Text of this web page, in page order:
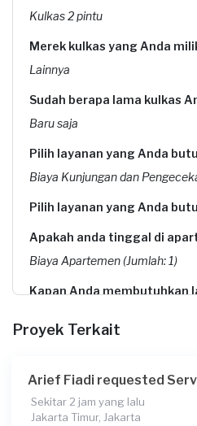
Kulkas 2 pintu
Merek kulkas yang Anda
Lainnya
Sudah berapa lama kulkas
Baru saja
Pilih layanan yang Anda
Biaya Kunjungan dan
Pilih layanan yang Anda
Apakah anda tinggal di
Biaya Apartemen (Jumlah: 1)
Kapan Anda membutuhkan
Berapa budget total untuk
Rp95.000 + Rp11.000 (biaya
Proyek Terkait
Arief Fiadi requested
Sekitar 2 jam yang lalu
Jakarta Timur, Jakarta